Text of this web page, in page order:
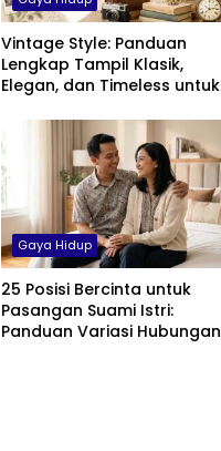
Vintage Style: Panduan
Lengkap Tampil Klasik,
Elegan, dan Timeless untuk
Gaya Hidup
25 Posisi Bercinta untuk
Pasangan Suami Istri:
Panduan Variasi Hubungan